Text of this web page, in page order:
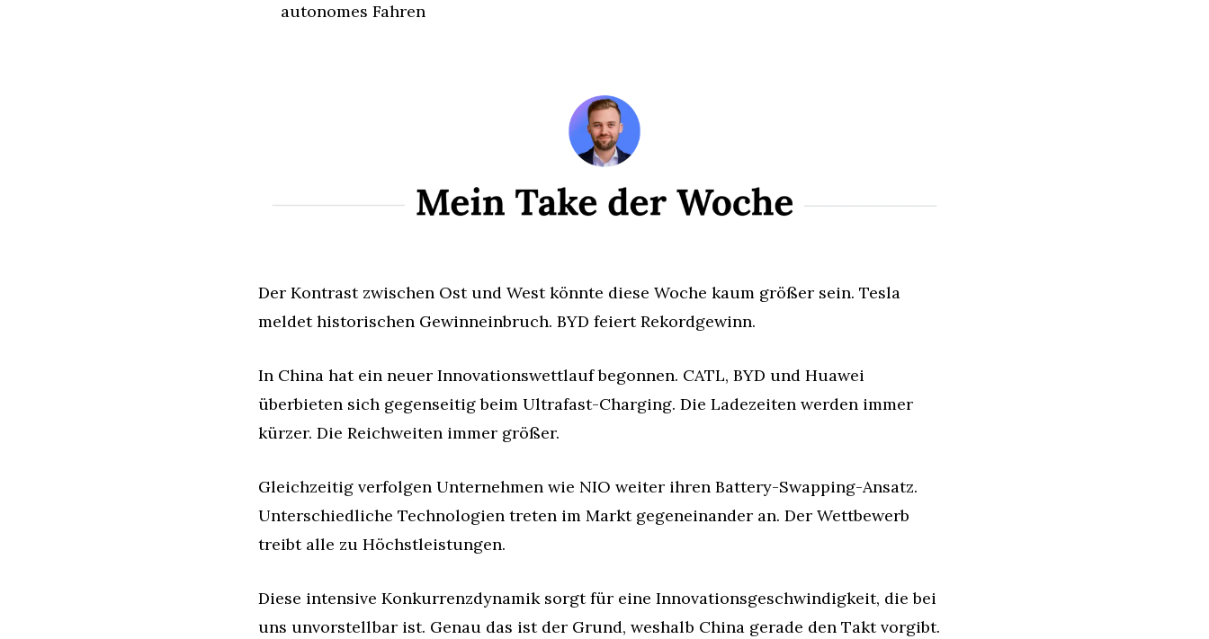
autonomes Fahren
Der Kontrast zwischen Ost und West könnte diese Woche kaum größer sein. Tesla
meldet historischen Gewinneinbruch. BYD feiert Rekordgewinn.
In China hat ein neuer Innovationswettlauf begonnen. CATL, BYD und Huawei
überbieten sich gegenseitig beim Ultrafast-Charging. Die Ladezeiten werden immer
kürzer. Die Reichweiten immer größer.
Gleichzeitig verfolgen Unternehmen wie NIO weiter ihren Battery-Swapping-Ansatz.
Unterschiedliche Technologien treten im Markt gegeneinander an. Der Wettbewerb
treibt alle zu Höchstleistungen.
Diese intensive Konkurrenzdynamik sorgt für eine Innovationsgeschwindigkeit, die bei
uns unvorstellbar ist. Genau das ist der Grund, weshalb China gerade den Takt vorgibt.